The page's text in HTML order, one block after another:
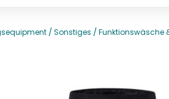
/Sonstiges /Funktionswäsche